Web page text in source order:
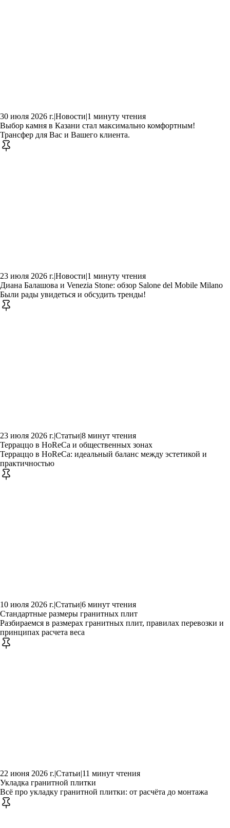
30 июля 2026 г.|Новости|1 минуту чтения
Выбор камня в Казани стал максимально комфортным!
Трансфер для Вас и Вашего клиента.
23 июля 2026 г.|Новости|1 минуту чтения
Диана Балашова и Venezia Stone: обзор Salone del Mobile Milano
Были рады увидеться и обсудить тренды!
23 июля 2026 г.|Статьи|8 минут чтения
Терраццо в HoReCa и общественных зонах
Терраццо в HoReCa: идеальный баланс между эстетикой и
практичностью
10 июля 2026 г.|Статьи|6 минут чтения
Стандартные размеры гранитных плит
Разбираемся в размерах гранитных плит, правилах перевозки и
принципах расчета веса
22 июня 2026 г.|Статьи|11 минут чтения
Укладка гранитной плитки
Всё про укладку гранитной плитки: от расчёта до монтажа